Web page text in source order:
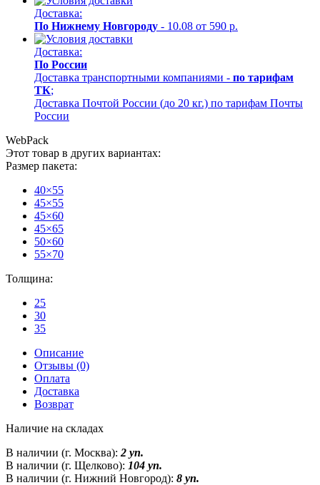
Доставка:
По Нижнему Новгороду - 10.08 от 590 р.
Доставка:
По России
Доставка транспортными компаниями - по тарифам
ТК;
Доставка Почтой России (до 20 кг.) по тарифам Почты
России
WebPack
Этот товар в других вариантах:
Размер пакета:
40×55
45×55
45×60
45×65
50×60
55×70
Толщина:
25
30
35
Описание
Отзывы (0)
Оплата
Доставка
Возврат
Наличие на складах
В наличии (г. Москва): 2 уп.
В наличии (г. Щелково): 104 уп.
В наличии (г. Нижний Новгород): 8 уп.